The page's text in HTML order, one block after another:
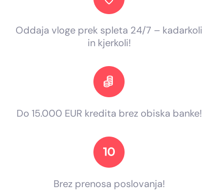
Oddaja vloge prek spleta 24/7 – kadarkoli
in kjerkoli!
Do 15.000 EUR kredita brez obiska banke!
Brez prenosa poslovanja!